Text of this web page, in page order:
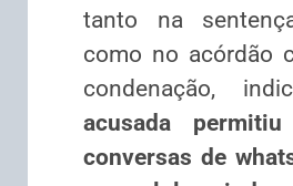
tanto na
como no acórdão
condenação,
acusada
conversas de